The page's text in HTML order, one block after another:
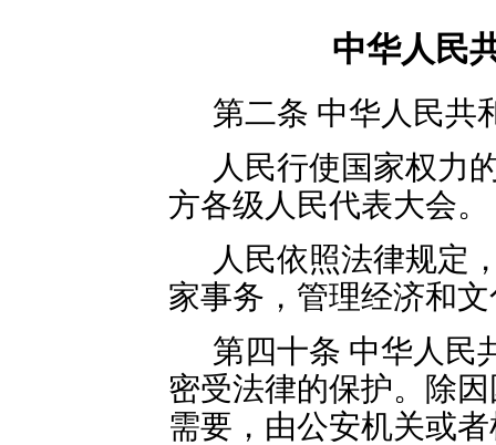
中华人民
第二条 中华人民共
人民行使国家权力
方各级人民代表大会。
人民依照法律规定
家事务，管理经济和
第四十条 中华人民
密受法律的保护。除
需要，由公安机关或